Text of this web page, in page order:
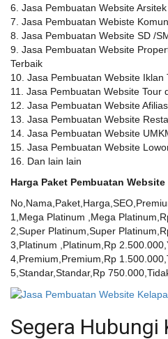
6. Jasa Pembuatan Website
7. Jasa Pembuatan Webiste
8. Jasa Pembuatan Website SD /
9. Jasa Pembuatan Website
Terbaik
10. Jasa Pembuatan Website Iklan
11. Jasa Pembuatan Website Tour
12. Jasa Pembuatan Website
13. Jasa Pembuatan Website
14. Jasa Pembuatan Website
15. Jasa Pembuatan Website
16. Dan lain lain
Harga Paket Pembuatan
1,Mega Platinum ,Mega
2,Super Platinum,Super
3,Platinum ,Platinum,Rp
4,Premium,Premium,Rp
5,Standar,Standar,Rp
Segera Hubungi